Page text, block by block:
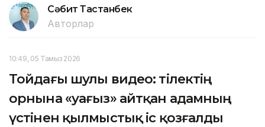
Сәбит Тастанбек
Авторлар
10:49, 05 Тамыз 2026
Тойдағы шулы видео: тілектің
орнына «уағыз» айтқан адамның
үстінен қылмыстық іс қозғалды